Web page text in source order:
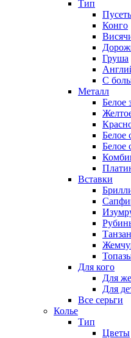
Тип
Конго
Груша
С
Металл
Белое
Белое
Белое
Вставки
Для кого
Для
Для
Все серьги
Колье
Тип
Цветы